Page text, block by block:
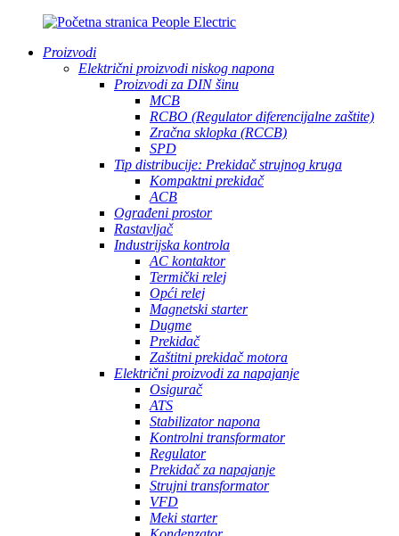
Proizvodi
Električni proizvodi niskog napona
Proizvodi za DIN šinu
MCB
RCBO (Regulator diferencijalne zaštite)
Zračna sklopka (RCCB)
SPD
Tip distribucije: Prekidač strujnog kruga
Kompaktni prekidač
ACB
Ograđeni prostor
Rastavljač
Industrijska kontrola
AC kontaktor
Termički relej
Opći relej
Magnetski starter
Dugme
Prekidač
Zaštitni prekidač motora
Električni proizvodi za napajanje
Osigurač
ATS
Stabilizator napona
Kontrolni transformator
Regulator
Prekidač za napajanje
Strujni transformator
VFD
Meki starter